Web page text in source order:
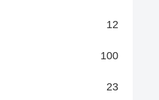
12
100
23